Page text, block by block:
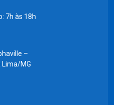
7h às 18h
–
Lima/MG